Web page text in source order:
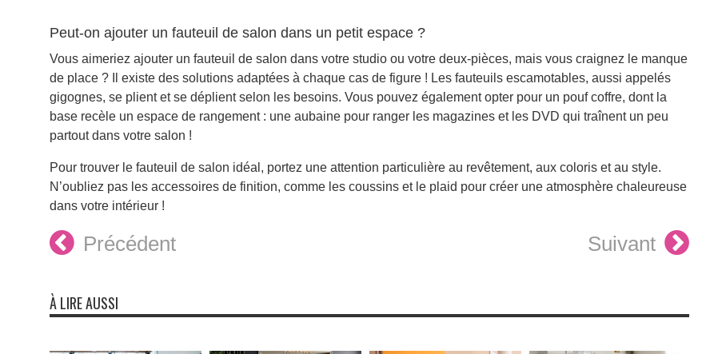
Peut-on ajouter un fauteuil de salon dans un petit espace ?
Vous aimeriez ajouter un fauteuil de salon dans votre studio ou votre deux-pièces, mais vous craignez le manque
de place ? Il existe des solutions adaptées à chaque cas de figure ! Les fauteuils escamotables, aussi appelés
gigognes, se plient et se déplient selon les besoins. Vous pouvez également opter pour un pouf coffre, dont la
base recèle un espace de rangement : une aubaine pour ranger les magazines et les DVD qui traînent un peu
partout dans votre salon !
Pour trouver le fauteuil de salon idéal, portez une attention particulière au revêtement, aux coloris et au style.
N’oubliez pas les accessoires de finition, comme les coussins et le plaid pour créer une atmosphère chaleureuse
dans votre intérieur !
Précédent Suivant
À LIRE AUSSI